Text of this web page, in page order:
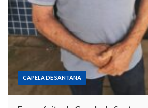
CAPELA DE SANTANA